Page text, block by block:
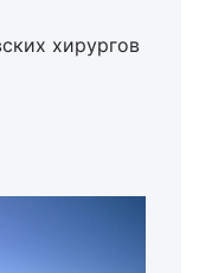
хирургов